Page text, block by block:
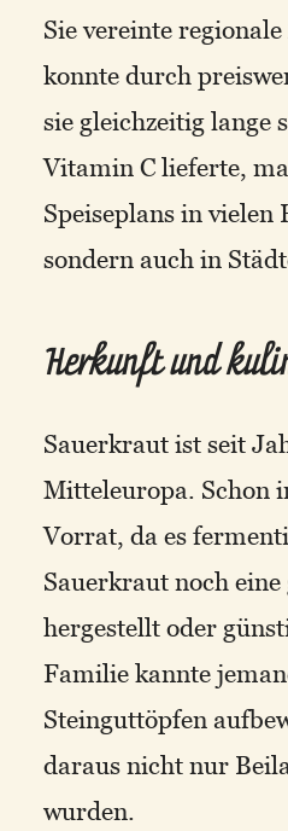
Sie vereinte
konnte durch
sie gleichzeitig lange
Vitamin C lieferte,
Speiseplans in
sondern auch in
Herkunft und
Sauerkraut ist seit
Mitteleuropa. Schon
Vorrat, da es
Sauerkraut noch
hergestellt oder
Familie kannte
Steinguttöpfen
daraus nicht nur
wurden.